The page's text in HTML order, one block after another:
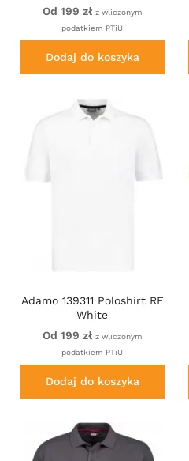
Od 199 zł z wliczonym
podatkiem PTiU
Dodaj do koszyka
Adamo 139311 Poloshirt RF
White
Od 199 zł z wliczonym
podatkiem PTiU
Dodaj do koszyka